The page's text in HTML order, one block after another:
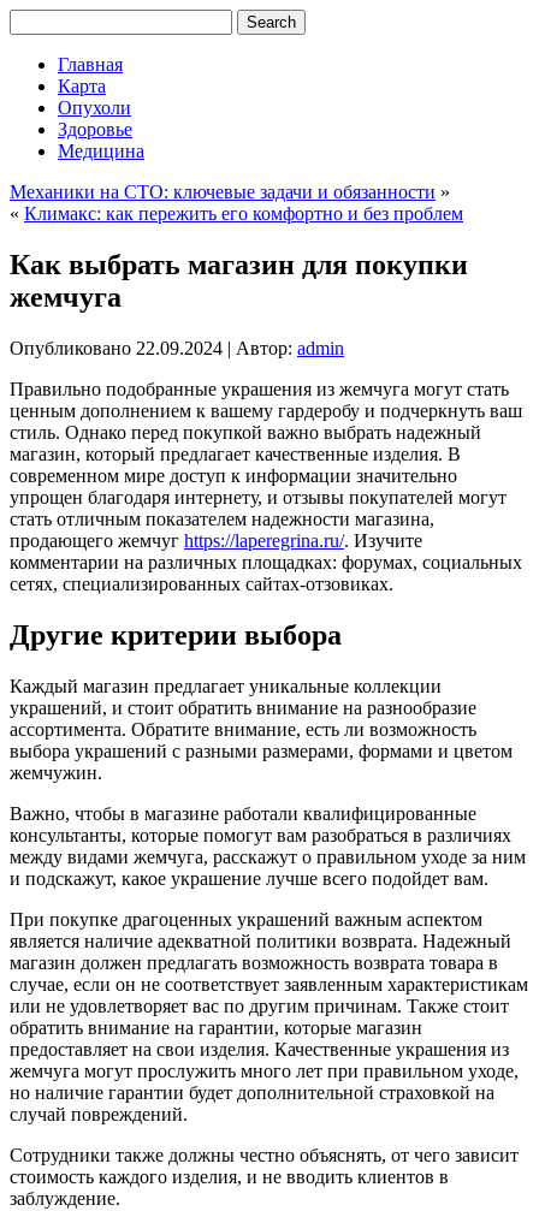
Главная
Карта
Опухоли
Здоровье
Медицина
Механики на СТО: ключевые задачи и обязанности »
« Климакс: как пережить его комфортно и без проблем
Как выбрать магазин для покупки
жемчуга
Опубликовано 22.09.2024 | Автор: admin
Правильно подобранные украшения из жемчуга могут стать
ценным дополнением к вашему гардеробу и подчеркнуть ваш
стиль. Однако перед покупкой важно выбрать надежный
магазин, который предлагает качественные изделия. В
современном мире доступ к информации значительно
упрощен благодаря интернету, и отзывы покупателей могут
стать отличным показателем надежности магазина,
продающего жемчуг https://laperegrina.ru/. Изучите
комментарии на различных площадках: форумах, социальных
сетях, специализированных сайтах-отзовиках.
Другие критерии выбора
Каждый магазин предлагает уникальные коллекции
украшений, и стоит обратить внимание на разнообразие
ассортимента. Обратите внимание, есть ли возможность
выбора украшений с разными размерами, формами и цветом
жемчужин.
Важно, чтобы в магазине работали квалифицированные
консультанты, которые помогут вам разобраться в различиях
между видами жемчуга, расскажут о правильном уходе за ним
и подскажут, какое украшение лучше всего подойдет вам.
При покупке драгоценных украшений важным аспектом
является наличие адекватной политики возврата. Надежный
магазин должен предлагать возможность возврата товара в
случае, если он не соответствует заявленным характеристикам
или не удовлетворяет вас по другим причинам. Также стоит
обратить внимание на гарантии, которые магазин
предоставляет на свои изделия. Качественные украшения из
жемчуга могут прослужить много лет при правильном уходе,
но наличие гарантии будет дополнительной страховкой на
случай повреждений.
Сотрудники также должны честно объяснять, от чего зависит
стоимость каждого изделия, и не вводить клиентов в
заблуждение.